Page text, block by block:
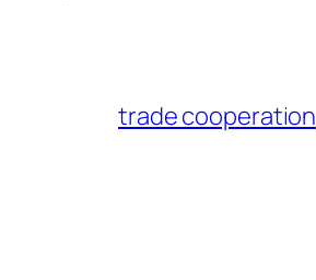
trade cooperation